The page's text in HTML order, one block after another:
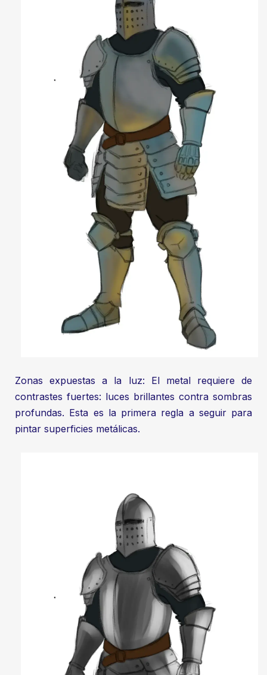
Zonas expuestas a la luz: El metal requiere de
contrastes fuertes: luces brillantes contra sombras
profundas. Esta es la primera regla a seguir para
pintar superficies metálicas.